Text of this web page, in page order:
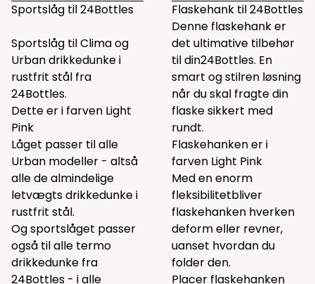
Sportslåg til 24Bottles
Sportslåg til Clima og
Urban drikkedunke i
rustfrit stål fra
24Bottles.
Dette er i farven Light
Pink
Låget passer til alle
Urban modeller - altså
alle de almindelige
letvægts drikkedunke i
rustfrit stål.
Og sportslåget passer
også til alle termo
drikkedunke fra
24Bottles - i alle
Flaskehank til 24Bottles
Denne flaskehank er
det ultimative tilbehør
til din24Bottles. En
smart og stilren løsning
når du skal fragte din
flaske sikkert med
rundt.
Flaskehanken er i
farven Light Pink
Med en enorm
fleksibilitetbliver
flaskehanken hverken
deform eller revner,
uanset hvordan du
folder den.
Placer flaskehanken